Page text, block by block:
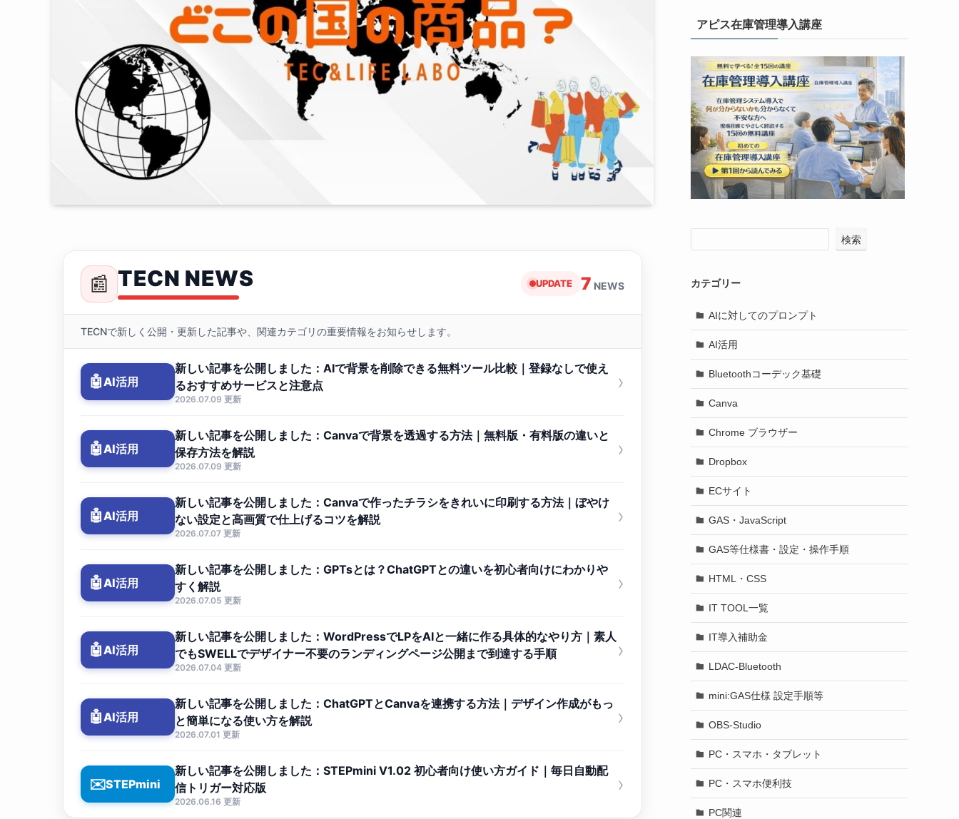
📰 TECN NEWS UPDATE 7 NEWS
TECNで新しく公開・更新した記事や、関連カテゴリの重要情報をお知らせします。
🤖AI活用
新しい記事を公開しました：AIで背景を削除できる無料ツール比較｜登録なしで使え
るおすすめサービスと注意点
2026.07.09 更新
›
🤖AI活用
新しい記事を公開しました：Canvaで背景を透過する方法｜無料版・有料版の違いと
保存方法を解説
2026.07.09 更新
›
🤖AI活用
新しい記事を公開しました：Canvaで作ったチラシをきれいに印刷する方法｜ぼやけ
ない設定と高画質で仕上げるコツを解説
2026.07.07 更新
›
🤖AI活用
新しい記事を公開しました：GPTsとは？ChatGPTとの違いを初心者向けにわかりや
すく解説
2026.07.05 更新
›
🤖AI活用
新しい記事を公開しました：WordPressでLPをAIと一緒に作る具体的なやり方｜素人
でもSWELLでデザイナー不要のランディングページ公開まで到達する手順
2026.07.04 更新
›
🤖AI活用
新しい記事を公開しました：ChatGPTとCanvaを連携する方法｜デザイン作成がもっ
と簡単になる使い方を解説
2026.07.01 更新
›
✉️STEPmini
新しい記事を公開しました：STEPmini V1.02 初心者向け使い方ガイド｜毎日自動配
信トリガー対応版
2026.06.16 更新
›
アピス在庫管理導入講座
検索
カテゴリー
AIに対してのプロンプト
AI活用
Bluetoothコーデック基礎
Canva
Chrome ブラウザー
Dropbox
ECサイト
GAS・JavaScript
GAS等仕様書・設定・操作手順
HTML・CSS
IT TOOL一覧
IT導入補助金
LDAC-Bluetooth
mini:GAS仕様 設定手順等
OBS-Studio
PC・スマホ・タブレット
PC・スマホ便利技
PC関連